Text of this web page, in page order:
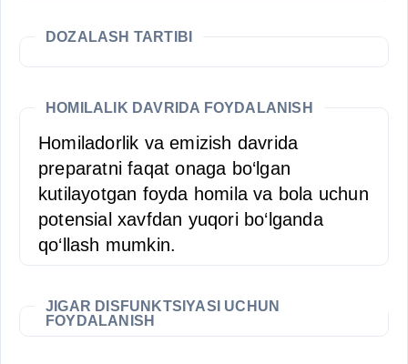
DOZALASH TARTIBI
HOMILALIK DAVRIDA FOYDALANISH
Homiladorlik va emizish davrida
preparatni faqat onaga bo‘lgan
kutilayotgan foyda homila va bola uchun
potensial xavfdan yuqori bo‘lganda
qo‘llash mumkin.
JIGAR DISFUNKTSIYASI UCHUN
FOYDALANISH